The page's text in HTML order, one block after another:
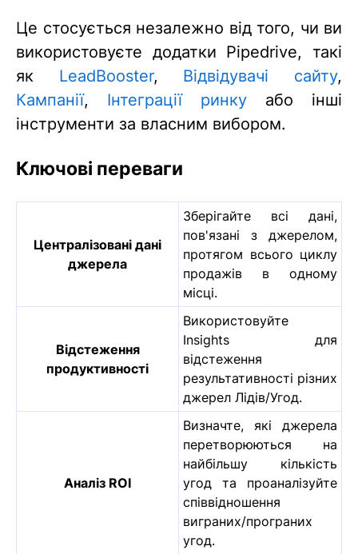
Це стосується незалежно від того, чи ви
використовуєте додатки Pipedrive, такі
як LeadBooster, Відвідувачі сайту,
Кампанії, Інтеграції ринку або інші
інструменти за власним вибором.
Ключові переваги
Централізовані дані
джерела
Зберігайте всі дані,
пов'язані з джерелом,
протягом всього циклу
продажів в одному
місці.
Відстеження
продуктивності
Використовуйте
Insights для
відстеження
результативності різних
джерел Лідів/Угод.
Аналіз ROI
Визначте, які джерела
перетворюються на
найбільшу кількість
угод та проаналізуйте
співвідношення
виграних/програних
угод.